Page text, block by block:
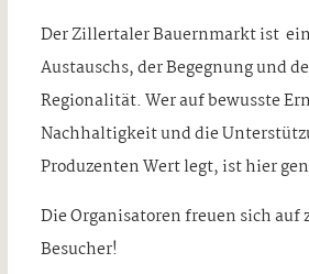
Der Zillertaler Bauernmarkt ist
Austauschs, der Begegnung und
Regionalität. Wer auf bewusste
Nachhaltigkeit und die
Produzenten Wert legt, ist hier
Die Organisatoren freuen sich auf
Besucher!